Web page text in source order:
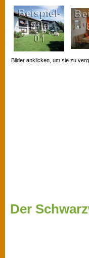
Bilder anklicken, um sie zu
Der